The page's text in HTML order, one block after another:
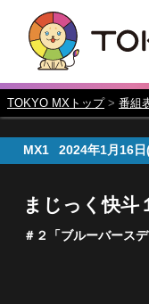
TOKYO MXトップ> 番組
MX1 2024年1月16日
まじっく快斗
＃２「ブルーバースデ